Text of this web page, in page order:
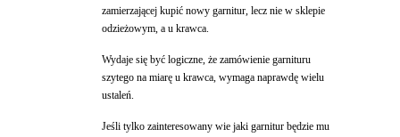
zamierzającej kupić nowy garnitur, lecz nie w sklepie
odzieżowym, a u krawca.
Wydaje się być logiczne, że zamówienie garnituru
szytego na miarę u krawca, wymaga naprawdę wielu
ustaleń.
Jeśli tylko zainteresowany wie jaki garnitur będzie mu